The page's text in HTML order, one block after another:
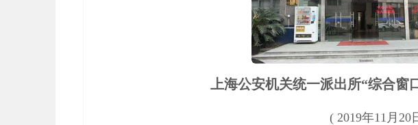
上海公安机关统一派出所“综合窗
( 2019年11月20